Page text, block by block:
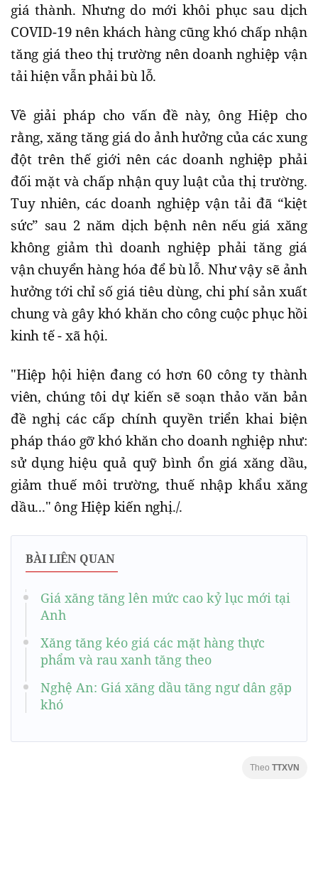
giá thành. Nhưng do mới khôi phục sau dịch
COVID-19 nên khách hàng cũng khó chấp nhận
tăng giá theo thị trường nên doanh nghiệp vận
tải hiện vẫn phải bù lỗ.
Về giải pháp cho vấn đề này, ông Hiệp cho
rằng, xăng tăng giá do ảnh hưởng của các xung
đột trên thế giới nên các doanh nghiệp phải
đối mặt và chấp nhận quy luật của thị trường.
Tuy nhiên, các doanh nghiệp vận tải đã “kiệt
sức” sau 2 năm dịch bệnh nên nếu giá xăng
không giảm thì doanh nghiệp phải tăng giá
vận chuyển hàng hóa để bù lỗ. Như vậy sẽ ảnh
hưởng tới chỉ số giá tiêu dùng, chi phí sản xuất
chung và gây khó khăn cho công cuộc phục hồi
kinh tế - xã hội.
"Hiệp hội hiện đang có hơn 60 công ty thành
viên, chúng tôi dự kiến sẽ soạn thảo văn bản
đề nghị các cấp chính quyền triển khai biện
pháp tháo gỡ khó khăn cho doanh nghiệp như:
sử dụng hiệu quả quỹ bình ổn giá xăng dầu,
giảm thuế môi trường, thuế nhập khẩu xăng
dầu..." ông Hiệp kiến nghị./.
BÀI LIÊN QUAN
Giá xăng tăng lên mức cao kỷ lục mới tại
Anh
Xăng tăng kéo giá các mặt hàng thực
phẩm và rau xanh tăng theo
Nghệ An: Giá xăng dầu tăng ngư dân gặp
khó
Theo TTXVN